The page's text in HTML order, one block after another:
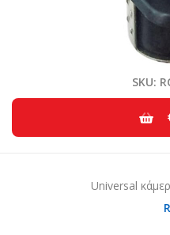
SKU:
Universal